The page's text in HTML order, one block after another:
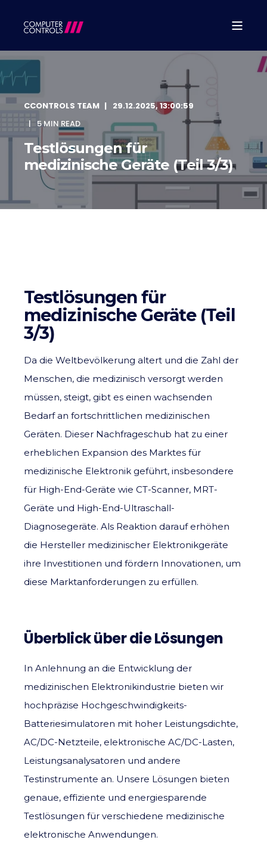
CCONTROLS TEAM
29.12.2025, 13:00:59
5 MIN READ
Testlösungen für
medizinische Geräte (Teil 3/3)
Testlösungen für
medizinische Geräte (Teil
3/3)
Da die Weltbevölkerung altert und die Zahl der
Menschen, die medizinisch versorgt werden
müssen, steigt, gibt es einen wachsenden
Bedarf an fortschrittlichen medizinischen
Geräten. Dieser Nachfrageschub hat zu einer
erheblichen Expansion des Marktes für
medizinische Elektronik geführt, insbesondere
für High-End-Geräte wie CT-Scanner, MRT-
Geräte und High-End-Ultraschall-
Diagnosegeräte. Als Reaktion darauf erhöhen
die Hersteller medizinischer Elektronikgeräte
ihre Investitionen und fördern Innovationen, um
diese Marktanforderungen zu erfüllen.
Überblick über die Lösungen
In Anlehnung an die Entwicklung der
medizinischen Elektronikindustrie bieten wir
hochpräzise Hochgeschwindigkeits-
Batteriesimulatoren mit hoher Leistungsdichte,
AC/DC-Netzteile, elektronische AC/DC-Lasten,
Leistungsanalysatoren und andere
Testinstrumente an. Unsere Lösungen bieten
genaue, effiziente und energiesparende
Testlösungen für verschiedene medizinische
elektronische Anwendungen.